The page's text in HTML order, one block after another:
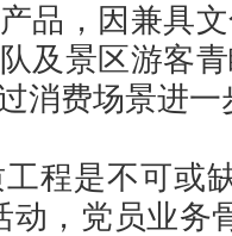
品，因兼具
及景区游客
消费场景进
程是不可或
动，党员业务